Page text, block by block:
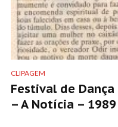
CLIPAGEM
Festival de
– A Notícia –